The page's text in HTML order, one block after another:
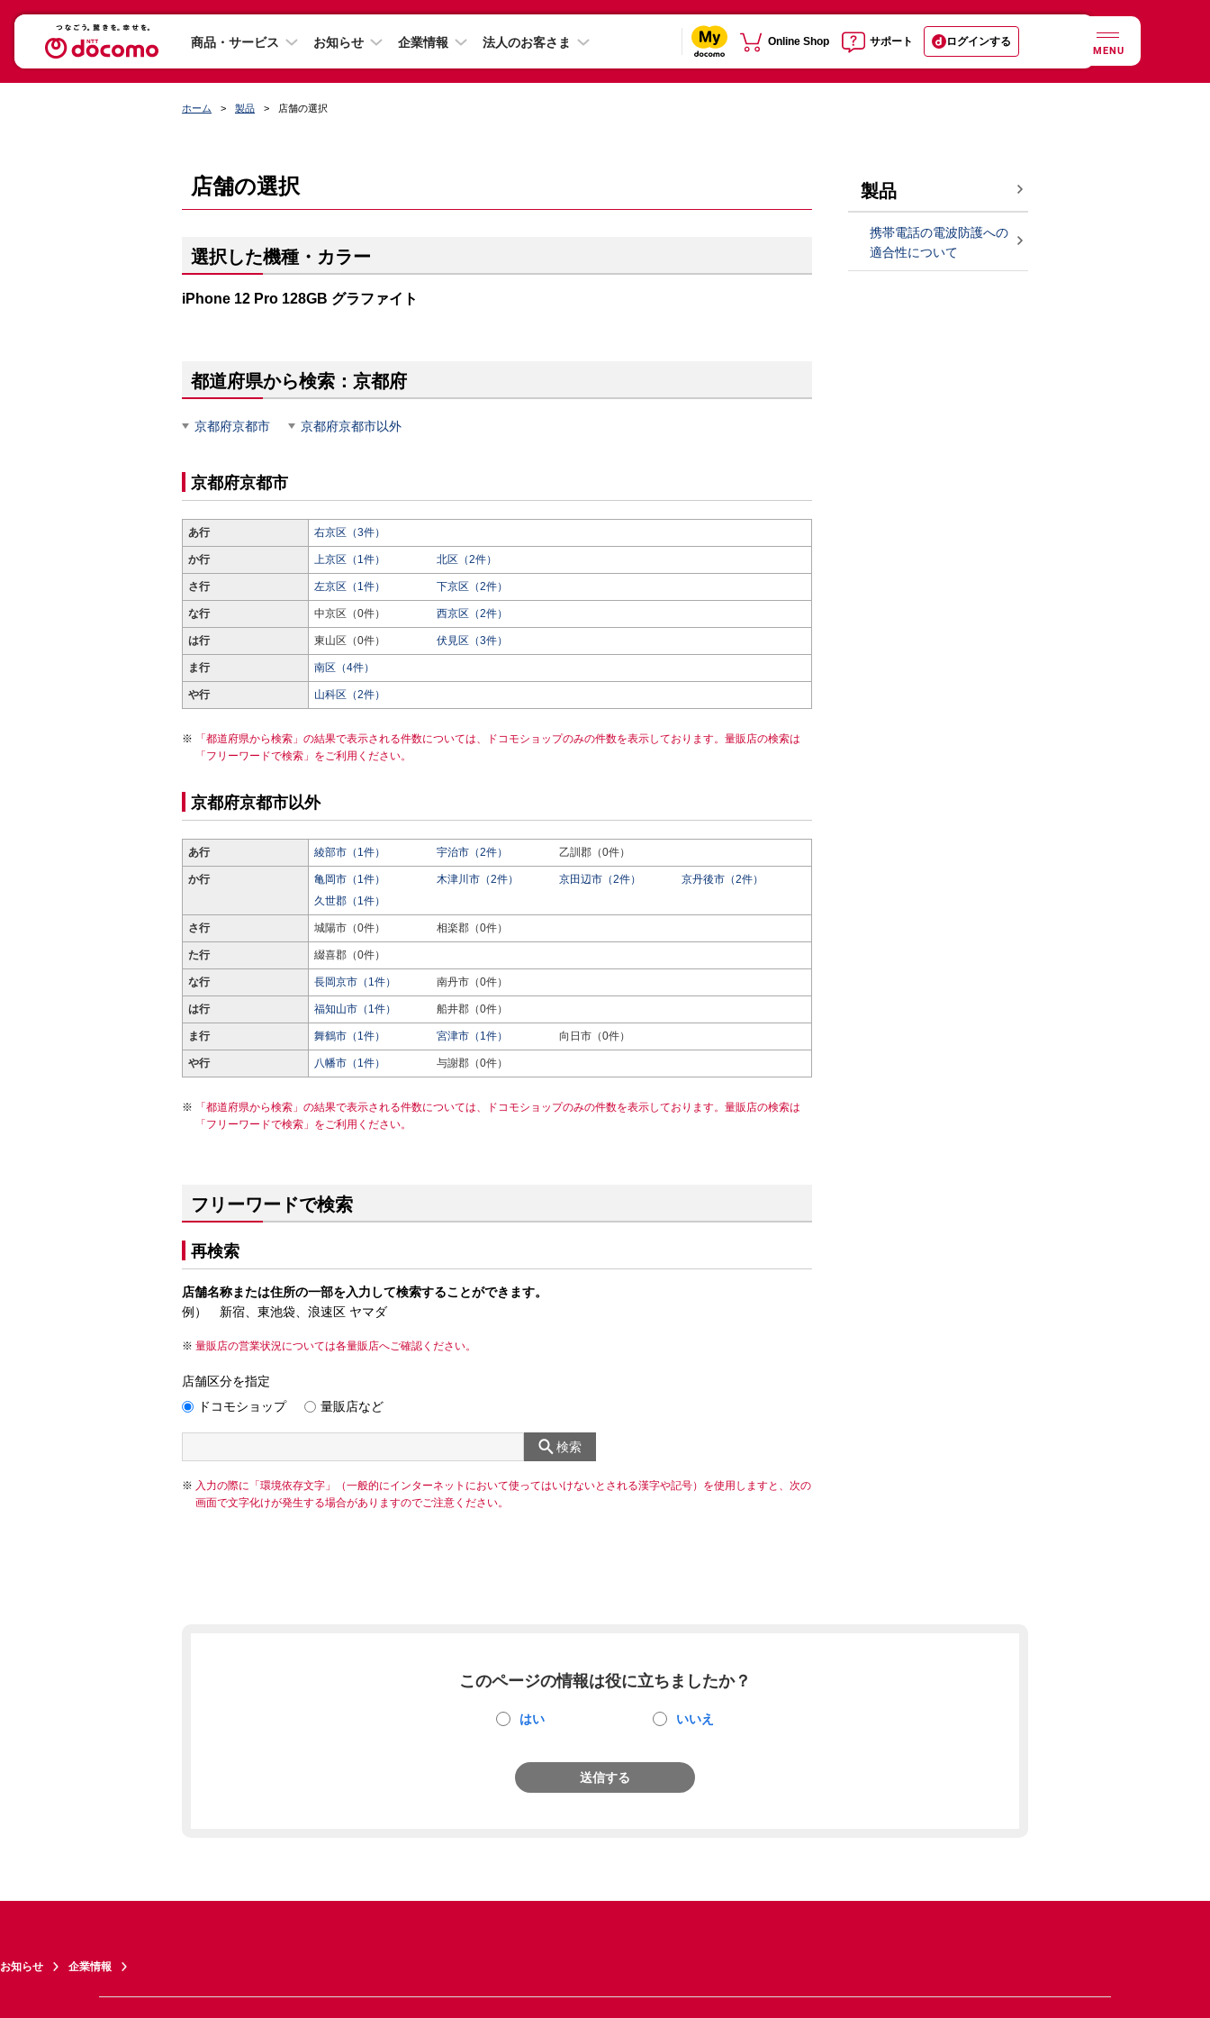
商品・サービス お知らせ 企業情報 法人のお客さま Online Shop サポート ログインする
MENU
ホーム 製品 店舗の選択
店舗の選択
選択した機種・カラー
iPhone 12 Pro 128GB グラファイト
都道府県から検索：京都府
京都府京都市 京都府京都市以外
京都府京都市
あ行 右京区（3件）
か行 上京区（1件） 北区（2件）
さ行 左京区（1件） 下京区（2件）
な行 中京区（0件） 西京区（2件）
は行 東山区（0件） 伏見区（3件）
ま行 南区（4件）
や行 山科区（2件）
「都道府県から検索」の結果で表示される件数については、ドコモショップのみの件数を表示しております。量販店の検索は
「フリーワードで検索」をご利用ください。
京都府京都市以外
あ行 綾部市（1件） 宇治市（2件） 乙訓郡（0件）
か行 亀岡市（1件） 木津川市（2件） 京田辺市（2件）
京丹後市（2件）
久世郡（1件）
さ行 城陽市（0件） 相楽郡（0件）
た行 綴喜郡（0件）
な行 長岡京市（1件） 南丹市（0件）
は行 福知山市（1件） 船井郡（0件）
ま行 舞鶴市（1件） 宮津市（1件） 向日市（0件）
や行 八幡市（1件） 与謝郡（0件）
「都道府県から検索」の結果で表示される件数については、ドコモショップのみの件数を表示しております。量販店の検索は
「フリーワードで検索」をご利用ください。
フリーワードで検索
再検索
店舗名称または住所の一部を入力して検索することができます。
例） 新宿、東池袋、浪速区 ヤマダ
量販店の営業状況については各量販店へご確認ください。
店舗区分を指定
ドコモショップ
量販店など
検索
入力の際に「環境依存文字」（一般的にインターネットにおいて使ってはいけないとされる漢字や記号）を使用しますと、次の
画面で文字化けが発生する場合がありますのでご注意ください。
製品
携帯電話の電波防護への
適合性について
このページの情報は役に立ちましたか？
はい いいえ
送信する
お知らせ 企業情報